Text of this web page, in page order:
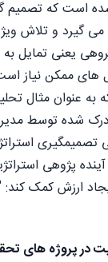
شده است که
گیرد و تلاش
یعنی تمایل
های ممکن نیاز
عنوان مثال
درک شده توسط
تصمیمگیری
پژوهی
ارزش کمک کند:
پروژه های